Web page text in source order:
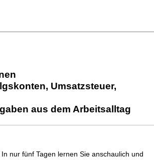
Umsatzsteuer,
aus dem Arbeitsalltag
nur fünf Tagen lernen Sie anschaulich und